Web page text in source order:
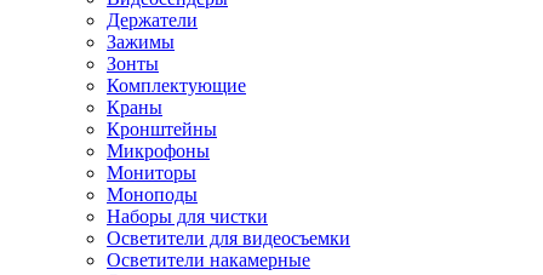
Держатели
Зажимы
Зонты
Комплектующие
Краны
Кронштейны
Микрофоны
Мониторы
Моноподы
Наборы для чистки
Осветители для видеосъемки
Осветители накамерные